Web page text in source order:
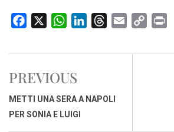
c
b
o
o
W
a
s
A
p
n
d
r
d
a
p
i
PREVIOUS
METTI UNA SERA A NAPOLI
PER SONIA E LUIGI